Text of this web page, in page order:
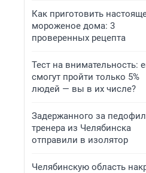
Как приготовить
мороженое дома: 3
проверенных рецепта
Тест на внимательность:
смогут пройти только 5%
людей — вы в их числе?
Задержанного за
тренера из Челябинска
отправили в изолятор
Челябинскую область